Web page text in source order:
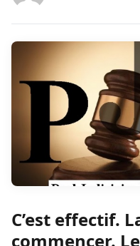
C’est effectif.
commencer.